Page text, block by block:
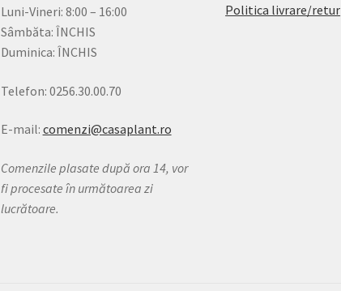
Luni-Vineri: 8:00 – 16:00
Sâmbăta: ÎNCHIS
Duminica: ÎNCHIS
Telefon: 0256.30.00.70
E-mail: comenzi@casaplant.ro
Comenzile plasate după ora 14, vor
fi procesate în următoarea zi
lucrătoare.
Politica livrare/retur